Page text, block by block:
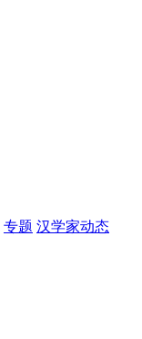
专题 汉学家动态